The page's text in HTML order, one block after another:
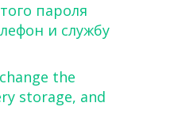
пароля
и службу
the
storage, and